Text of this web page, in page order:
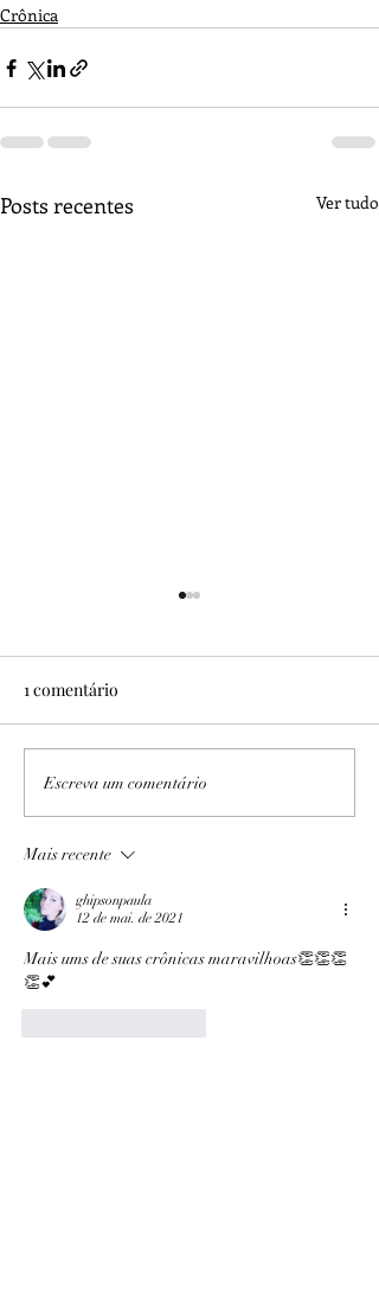
Crônica
Posts recentes Ver tudo
1 comentário
Escreva um comentário
Mais recente
ghipsonpaula
12 de mai. de 2021
Mais ums de suas crônicas maravilhoas👏👏👏
👏💕